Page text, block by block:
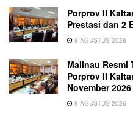
Porprov II
Prestasi dan 2
8 AGUSTUS 2026
Malinau Resmi
Porprov II
November 2026
8 AGUSTUS 2026